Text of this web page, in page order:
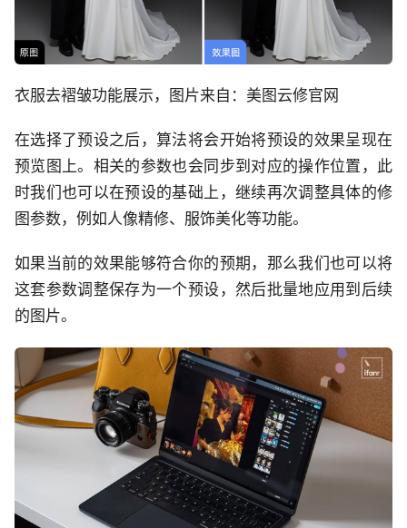
衣服去褶皱功能展示，图片来自：美图云修官网
在选择了预设之后，算法将会开始将预设的效果呈现在
预览图上。相关的参数也会同步到对应的操作位置，此
时我们也可以在预设的基础上，继续再次调整具体的修
图参数，例如人像精修、服饰美化等功能。
如果当前的效果能够符合你的预期，那么我们也可以将
这套参数调整保存为一个预设，然后批量地应用到后续
的图片。